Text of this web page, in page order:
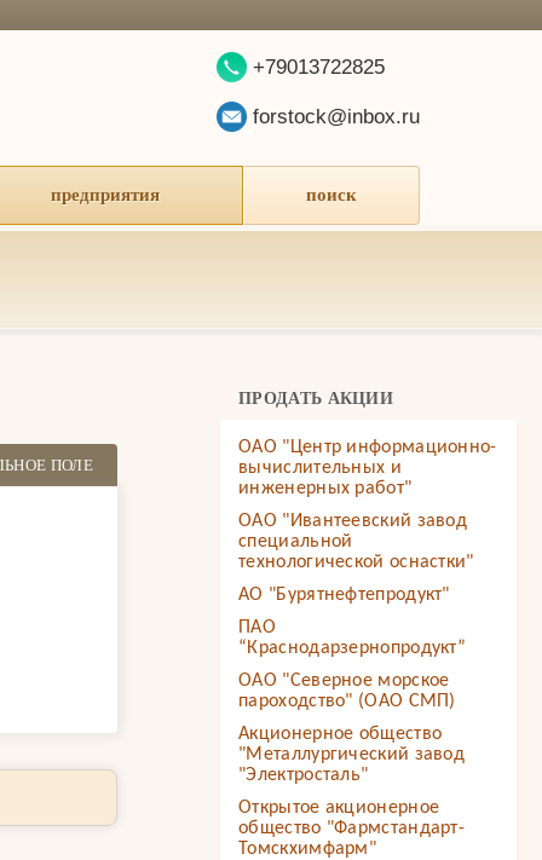
+79013722825
forstock@inbox.ru
предприятия поиск
ПОЛЕ
ПРОДАТЬ АКЦИИ
ОАО "Центр информационно-
вычислительных и
инженерных работ"
ОАО "Ивантеевский завод
специальной
технологической оснастки"
АО "Бурятнефтепродукт"
ПАО
“Краснодарзернопродукт”
ОАО "Северное морское
пароходство" (ОАО СМП)
Акционерное общество
"Металлургический завод
"Электросталь"
Открытое акционерное
общество "Фармстандарт-
Томскхимфарм"